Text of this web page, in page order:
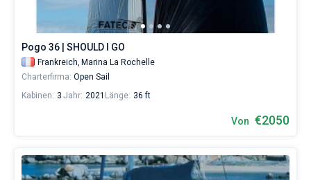
Pogo 36 | SHOULD I GO
Frankreich, Marina La Rochelle
Charterfirma: Open Sail
Kabinen: 3 Jahr: 2021 Länge: 36 ft
Von €2050